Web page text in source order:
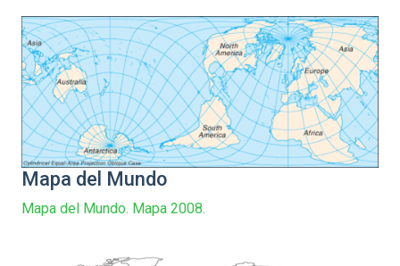
Mapa del Mundo
Mapa del Mundo. Mapa 2008.